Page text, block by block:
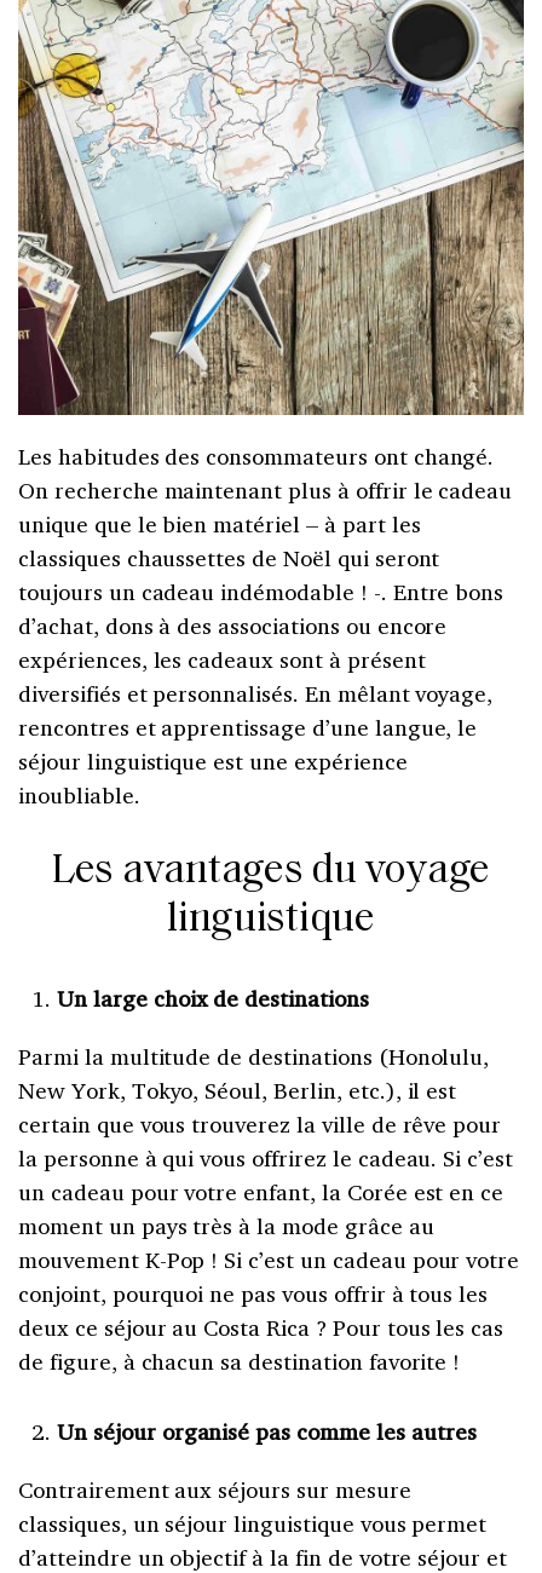
Les habitudes des consommateurs ont changé.
On recherche maintenant plus à offrir le cadeau
unique que le bien matériel – à part les
classiques chaussettes de Noël qui seront
toujours un cadeau indémodable ! -. Entre bons
d’achat, dons à des associations ou encore
expériences, les cadeaux sont à présent
diversifiés et personnalisés. En mêlant voyage,
rencontres et apprentissage d’une langue, le
séjour linguistique est une expérience
inoubliable.
Les avantages du voyage
linguistique
Un large choix de destinations
Parmi la multitude de destinations (Honolulu,
New York, Tokyo, Séoul, Berlin, etc.), il est
certain que vous trouverez la ville de rêve pour
la personne à qui vous offrirez le cadeau. Si c’est
un cadeau pour votre enfant, la Corée est en ce
moment un pays très à la mode grâce au
mouvement K-Pop ! Si c’est un cadeau pour votre
conjoint, pourquoi ne pas vous offrir à tous les
deux ce séjour au Costa Rica ? Pour tous les cas
de figure, à chacun sa destination favorite !
Un séjour organisé pas comme les autres
Contrairement aux séjours sur mesure
classiques, un séjour linguistique vous permet
d’atteindre un objectif à la fin de votre séjour et